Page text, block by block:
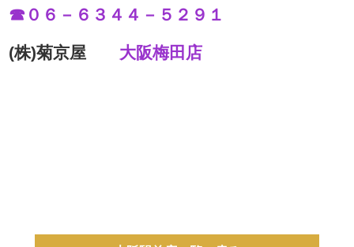
☎０６－６３４４－５２９１
(株)菊京屋 大阪梅田店